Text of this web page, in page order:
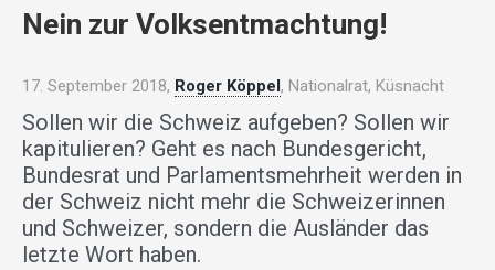
Nein zur Volksentmachtung!
17. September 2018, Roger Köppel, Nationalrat, Küsnacht
Sollen wir die Schweiz aufgeben? Sollen wir
kapitulieren? Geht es nach Bundesgericht,
Bundesrat und Parlamentsmehrheit werden in
der Schweiz nicht mehr die Schweizerinnen
und Schweizer, sondern die Ausländer das
letzte Wort haben.